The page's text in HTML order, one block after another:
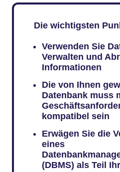
Die wichtigsten
Verwenden Sie
Verwalten und
Informationen
Die von Ihnen
Datenbank muss
kompatibel sein
Erwägen Sie die
eines
(DBMS) als Teil